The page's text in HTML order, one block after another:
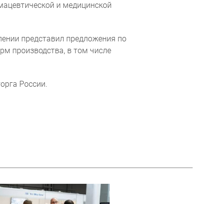
и медицинской
представил предложения по
производства, в том числе
России.